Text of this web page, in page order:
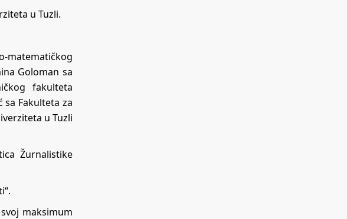
u Tuzli.
matematičkog
Goloman sa
fakulteta
sa Fakulteta za
u Tuzli
Žurnalistike
maksimum